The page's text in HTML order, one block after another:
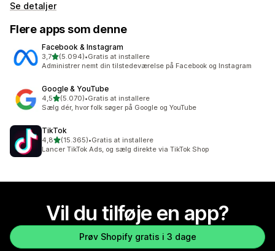
Se detaljer
Flere apps som denne
Facebook & Instagram
3,7ud af 5 stjerner
(5.094)
5094 anmeldelser i alt
•Gratis at installere
Administrer nemt din tilstedeværelse på Facebook og Instagram
Google & YouTube
4,5ud af 5 stjerner
(5.070)
5070 anmeldelser i alt
•Gratis at installere
Sælg dér, hvor folk søger på Google og YouTube
TikTok
4,8ud af 5 stjerner
(15.365)
15365 anmeldelser i alt
•Gratis at installere
Lancer TikTok Ads, og sælg direkte via TikTok Shop
Vil du tilføje en app?
Prøv Shopify gratis i 3 dage